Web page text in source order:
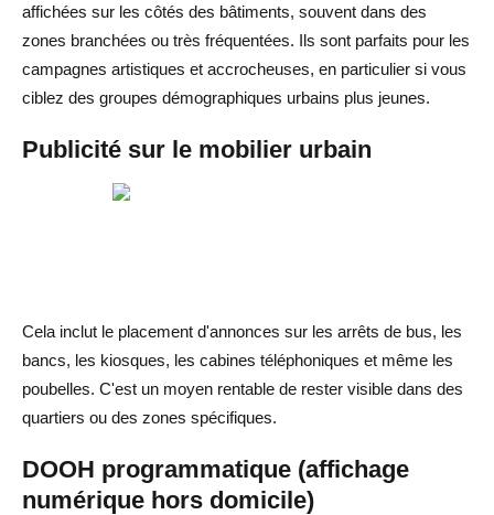
affichées sur les côtés des bâtiments, souvent dans des
zones branchées ou très fréquentées. Ils sont parfaits pour les
campagnes artistiques et accrocheuses, en particulier si vous
ciblez des groupes démographiques urbains plus jeunes.
Publicité sur le mobilier urbain
Cela inclut le placement d'annonces sur les arrêts de bus, les
bancs, les kiosques, les cabines téléphoniques et même les
poubelles. C'est un moyen rentable de rester visible dans des
quartiers ou des zones spécifiques.
DOOH programmatique (affichage
numérique hors domicile)